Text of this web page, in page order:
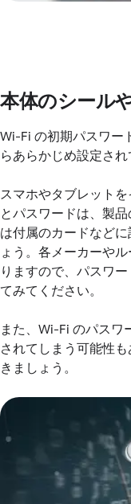
本体のシール
Wi-Fi の初期パスワー
らあらかじめ設定され
スマホやタブレット
とパスワードは、製
は付属のカードなど
ょう。各メーカーや
りますので、パスワ
てみてください。
また、Wi-Fi のパスワ
されてしまう可能性
きましょう。